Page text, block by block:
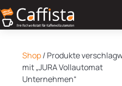
Shop/ Produkte
mit „JURA Vollautomat
Unternehmen“